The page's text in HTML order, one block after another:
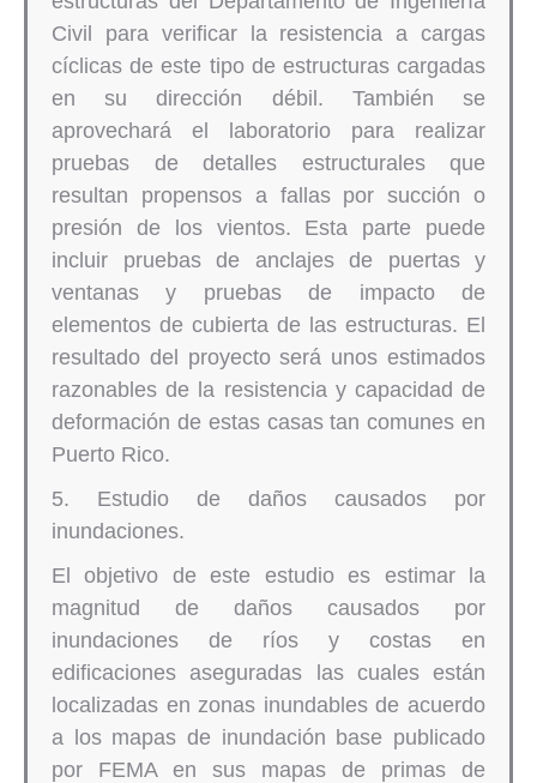
Civil para verificar la resistencia a cargas
cíclicas de este tipo de estructuras cargadas
en su dirección débil. También se
aprovechará el laboratorio para realizar
pruebas de detalles estructurales que
resultan propensos a fallas por succión o
presión de los vientos. Esta parte puede
incluir pruebas de anclajes de puertas y
ventanas y pruebas de impacto de
elementos de cubierta de las estructuras. El
resultado del proyecto será unos estimados
razonables de la resistencia y capacidad de
deformación de estas casas tan comunes en
Puerto Rico.
5. Estudio de daños causados por
inundaciones.
El objetivo de este estudio es estimar la
magnitud de daños causados por
inundaciones de ríos y costas en
edificaciones aseguradas las cuales están
localizadas en zonas inundables de acuerdo
a los mapas de inundación base publicado
por FEMA en sus mapas de primas de